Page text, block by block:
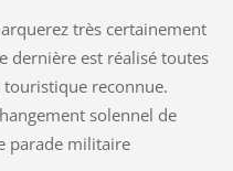
très certainement
dernière est réalisé toutes
touristique reconnue.
solennel de
parade militaire